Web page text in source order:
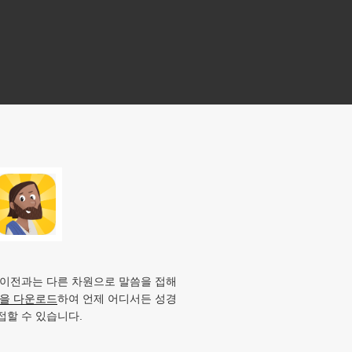
전과는 다른 차원으로 말씀을 접해
다운로드하여 언제 어디서든 성경
할 수 있습니다.